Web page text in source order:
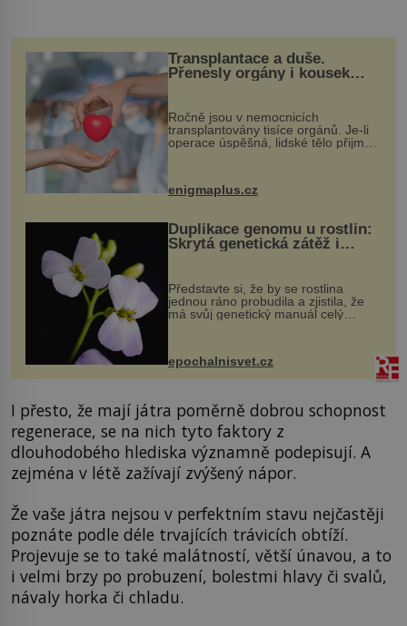
Transplantace a duše.
Přenesly orgány i kousek
Ročně jsou v nemocnicích
transplantovány tisíce orgánů. Je-li
operace úspěšná, lidské tělo přijme
enigmaplus.cz
Duplikace genomu u rostlin:
Skrytá genetická zátěž i
Představte si, že by se rostlina
jednou ráno probudila a zjistila, že
má svůj genetický manuál celý
vstupenka...
epochalnisvet.cz
I přesto, že mají játra poměrně dobrou schopnost
regenerace, se na nich tyto faktory z
dlouhodobého hlediska významně podepisují. A
zejména v létě zažívají zvýšený nápor.
Že vaše játra nejsou v perfektním stavu nejčastěji
poznáte podle déle trvajících trávicích obtíží.
Projevuje se to také malátností, větší únavou, a to
i velmi brzy po probuzení, bolestmi hlavy či svalů,
návaly horka či chladu.